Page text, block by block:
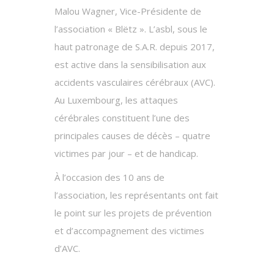
Malou Wagner, Vice-Présidente de
l’association « Blëtz ». L’asbl, sous le
haut patronage de S.A.R. depuis 2017,
est active dans la sensibilisation aux
accidents vasculaires cérébraux (AVC).
Au Luxembourg, les attaques
cérébrales constituent l’une des
principales causes de décès – quatre
victimes par jour – et de handicap.
À l’occasion des 10 ans de
l’association, les représentants ont fait
le point sur les projets de prévention
et d’accompagnement des victimes
d’AVC.